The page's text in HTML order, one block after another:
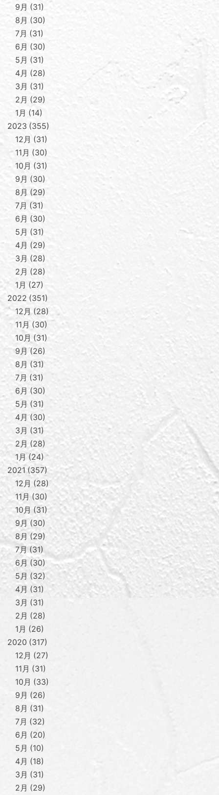
9月
31
8月
30
7月
31
6月
30
5月
31
4月
28
3月
31
2月
29
1月
14
2023 355
12月
31
11月
30
10月
31
9月
30
8月 29
7月
31
6月
30
5月
31
4月
29
3月
28
2月
28
1月
27
2022 351
12月 28
11月 30
10月
31
9月
26
8月
31
7月 31
6月
30
5月
31
4月
30
3月
31
2月
28
1月 24
2021 357
12月
28
11月
30
10月 31
9月
30
8月
29
7月 31
6月
30
5月
32
4月
31
3月
31
2月
28
1月
26
2020 317
12月
27
11月
31
10月
33
9月
26
8月
31
7月
32
6月
20
5月
10
4月
18
3月
31
2月
29